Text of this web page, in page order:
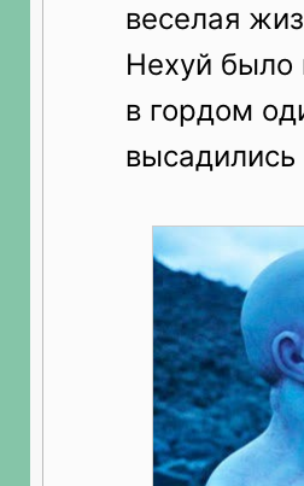
веселая
Нехуй было
в гордом